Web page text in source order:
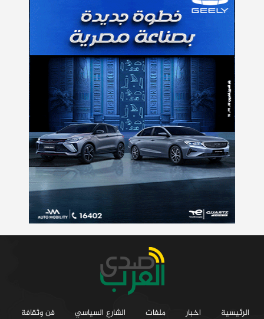
الرئيسية اخبار ملفات الشارع السياسي فن وثقافة